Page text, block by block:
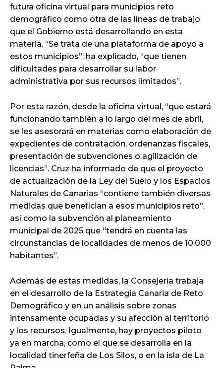
futura oficina virtual para municipios reto
demográfico como otra de las líneas de trabajo
que el Gobierno está desarrollando en esta
materia. “Se trata de una plataforma de apoyo a
estos municipios”, ha explicado, “que tienen
dificultades para desarrollar su labor
administrativa por sus recursos limitados”.
Por esta razón, desde la oficina virtual, “que estará
funcionando también a lo largo del mes de abril,
se les asesorará en materias como elaboración de
expedientes de contratación, ordenanzas fiscales,
presentación de subvenciones o agilización de
licencias”. Cruz ha informado de que el proyecto
de actualización de la Ley del Suelo y los Espacios
Naturales de Canarias “contiene también diversas
medidas que benefician a esos municipios reto”,
así como la subvención al planeamiento
municipal de 2025 que “tendrá en cuenta las
circunstancias de localidades de menos de 10.000
habitantes”.
Además de estas medidas, la Consejería trabaja
en el desarrollo de la Estrategia Canaria de Reto
Demográfico y en un análisis sobre zonas
intensamente ocupadas y su afección al territorio
y los recursos. Igualmente, hay proyectos piloto
ya en marcha, como el que se desarrolla en la
localidad tinerfeña de Los Silos, o en la isla de La